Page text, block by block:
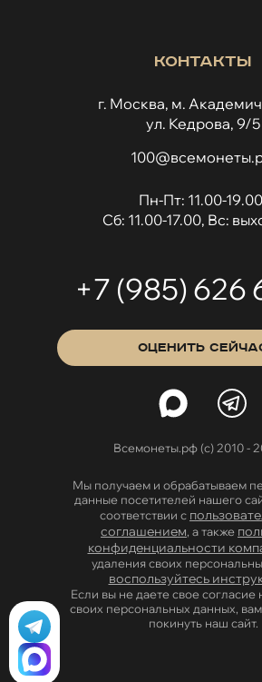
Контакты
г. Москва, м.
ул. Кедрова, 9/5
Пн-Пт: 11.00-
Сб: 11.00-17.00, Вс:
+7 (985) 626
ОЦЕНИТЬ
Всемонеты.рф (с) 2010 -
Мы получаем и обрабатываем
данные посетителей нашего
соответствии с
соглашением, а также
конфиденциальности
удаления своих
воспользуйтесь
Если вы не даете свое согласие
своих персональных данных,
покинуть наш сайт.